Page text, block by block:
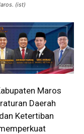
(ist)
Maros
Daerah
Ketertiban